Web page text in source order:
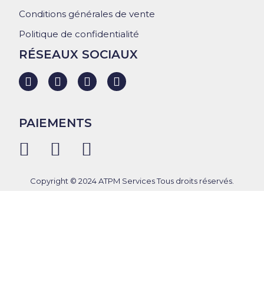
Conditions générales de vente
Politique de confidentialité
RÉSEAUX SOCIAUX
PAIEMENTS
Copyright © 2024 ATPM Services Tous droits réservés.